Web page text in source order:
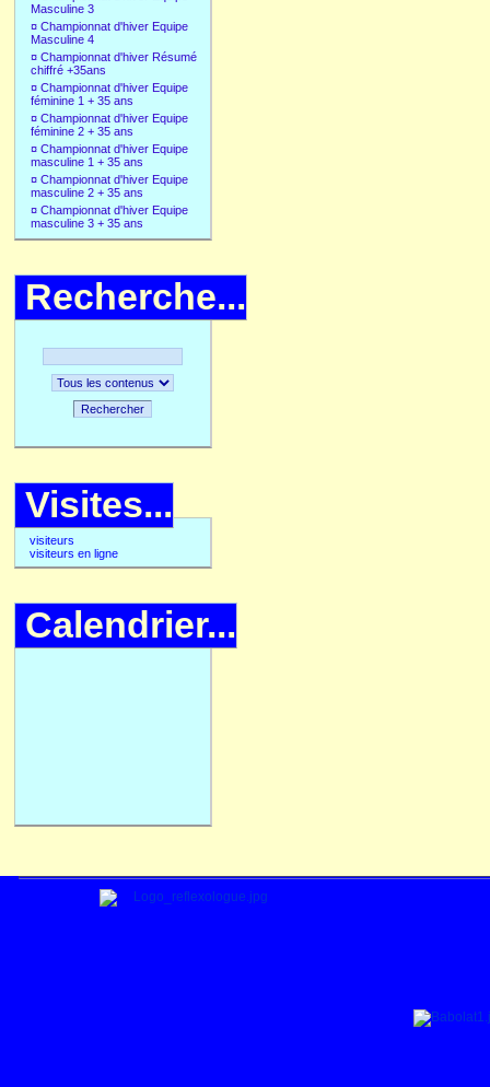
Masculine 3
¤ Championnat d'hiver Equipe
Masculine 4
¤ Championnat d'hiver Résumé
chiffré +35ans
¤ Championnat d'hiver Equipe
féminine 1 + 35 ans
¤ Championnat d'hiver Equipe
féminine 2 + 35 ans
¤ Championnat d'hiver Equipe
masculine 1 + 35 ans
¤ Championnat d'hiver Equipe
masculine 2 + 35 ans
¤ Championnat d'hiver Equipe
masculine 3 + 35 ans
Recherche...
Rechercher
Visites...
visiteurs
visiteurs en ligne
Calendrier...